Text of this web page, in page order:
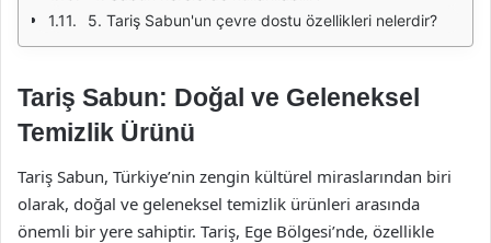
5. Tariş Sabun'un çevre dostu özellikleri nelerdir?
Tariş Sabun: Doğal ve Geleneksel
Temizlik Ürünü
Tariş Sabun, Türkiye’nin zengin kültürel miraslarından biri
olarak, doğal ve geleneksel temizlik ürünleri arasında
önemli bir yere sahiptir. Tariş, Ege Bölgesi’nde, özellikle